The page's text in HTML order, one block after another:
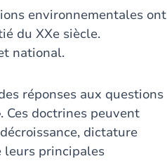
environnementales ont
du XXe siècle.
national.
réponses aux questions
Ces doctrines peuvent
dictature
leurs principales